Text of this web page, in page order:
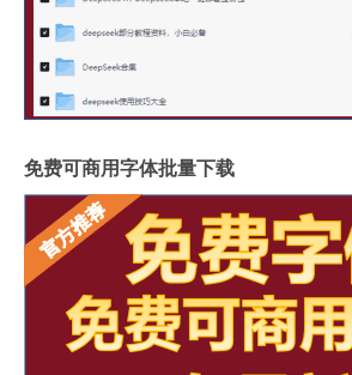
免费可商用字体批量下载